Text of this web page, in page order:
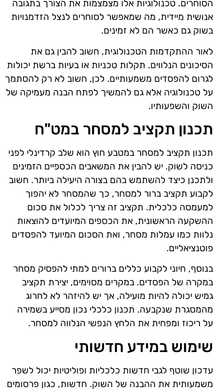
הסוחרים. טכנולוגיות אלו מצמצמות את הצורך בתגובה
אנושית מיידית, מה שמאפשר לסוחרים לנצל הזדמנויות
בשוק גם כאשר הם לא זמינים.
לאור ההתקדמות הטכנולוגית, חשוב להבין גם את
הסיכונים הנלווים. תקלות טכניות או בעיות ברשת יכולות
לגרום להפסדים משמעותיים. לכן, חשוב לא רק להסתמך
על טכנולוגיה אלא גם להמשיך לפתח הבנה מעמיקה של
השוק והשפעותיו.
תכנון תקציב למסחר במט"ח
תכנון תקציב למסחר במטבע חוץ הוא שלב קרדינלי לפני
כניסה לשוק. יש להבין את המשאבים הכספיים הזמינים
ולתכנן כיצד להשתמש בהם בצורה היעילה ביותר. חשוב
לקבוע תקציב ברור למסחר, כך שהמסחר לא יהפוך
למעמסה כלכלית. תקציב זה צריך לכלול את סכום
ההשקעה הראשונית, את הכספים המיועדים להוצאות
נלוות כמו עמלות מסחר, ואת הסכום המיועד להפסדים
פוטנציאליים.
בנוסף, חיוני לקבוע כללים ברורים למתי להפסיק מסחר
במקרה של הפסדים. במקרים מסוימים, יצירת תקציב
גמיש יכולה להיות מועילה, אך יש להיזהר לא לחרוג
מהמסגרת שנקבעה. תכנון כלכלי נכון מסייע בשמירה
על ריכוז ומפחית את הלחץ הנפשי הנלווה למסחר.
שימוש במידע חדשותי
עדכון שוטף לגבי חדשות כלכליות ופוליטיות יכול לשפר
משמעותית את ההבנה של השוק. חדשות, כגון פרסומים